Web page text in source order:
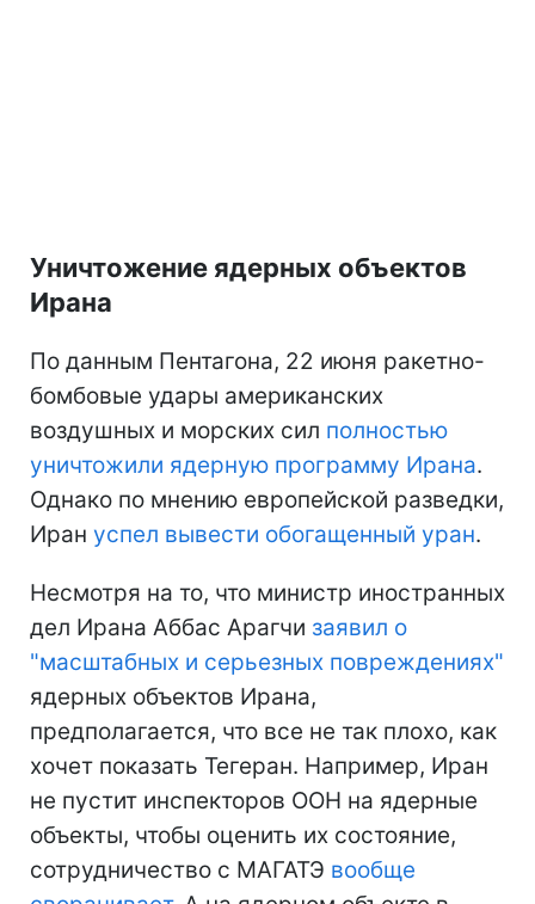
Уничтожение ядерных объектов
Ирана
По данным Пентагона, 22 июня ракетно-
бомбовые удары американских
воздушных и морских сил полностью
уничтожили ядерную программу Ирана.
Однако по мнению европейской разведки,
Иран успел вывести обогащенный уран.
Несмотря на то, что министр иностранных
дел Ирана Аббас Арагчи заявил о
"масштабных и серьезных повреждениях"
ядерных объектов Ирана,
предполагается, что все не так плохо, как
хочет показать Тегеран. Например, Иран
не пустит инспекторов ООН на ядерные
объекты, чтобы оценить их состояние,
сотрудничество с МАГАТЭ вообще